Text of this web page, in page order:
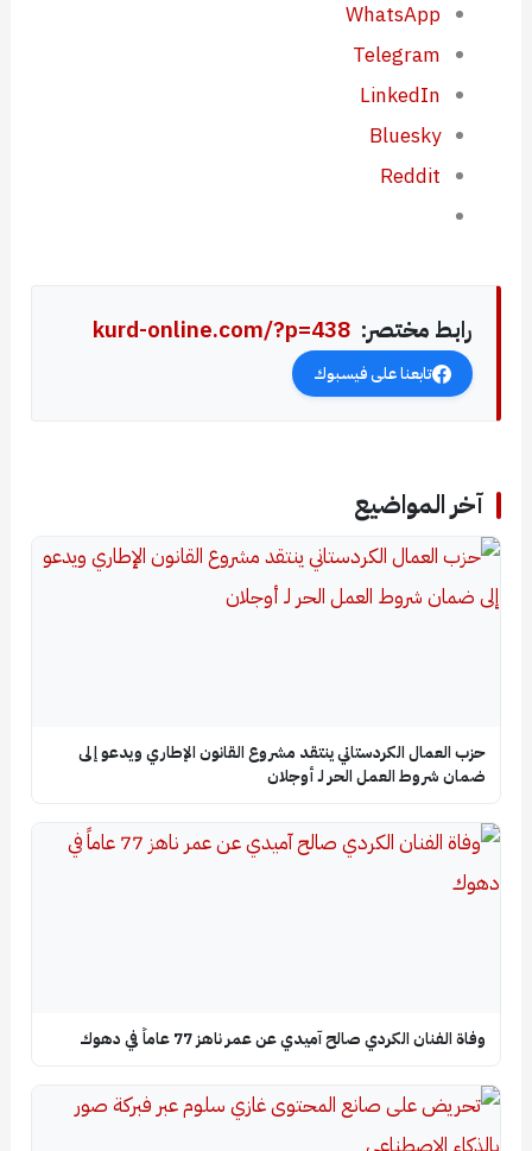
WhatsApp
Telegram
LinkedIn
Bluesky
Reddit
رابط مختصر: kurd-online.com/?p=438
تابعنا على فيسبوك
آخر المواضيع
حزب العمال الكردستاني ينتقد مشروع القانون الإطاري ويدعو إلى
ضمان شروط العمل الحر لـ أوجلان
وفاة الفنان الكردي صالح آميدي عن عمر ناهز 77 عاماً في دهوك